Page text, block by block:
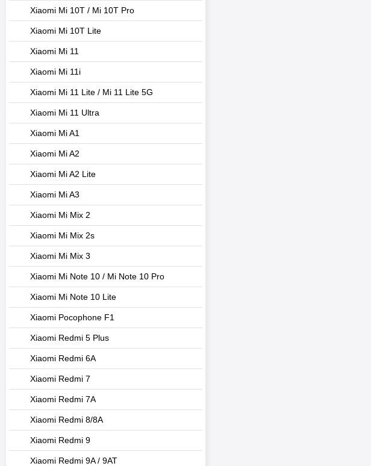
Xiaomi Mi 10T / Mi 10T Pro
Xiaomi Mi 10T Lite
Xiaomi Mi 11
Xiaomi Mi 11i
Xiaomi Mi 11 Lite / Mi 11 Lite 5G
Xiaomi Mi 11 Ultra
Xiaomi Mi A1
Xiaomi Mi A2
Xiaomi Mi A2 Lite
Xiaomi Mi A3
Xiaomi Mi Mix 2
Xiaomi Mi Mix 2s
Xiaomi Mi Mix 3
Xiaomi Mi Note 10 / Mi Note 10 Pro
Xiaomi Mi Note 10 Lite
Xiaomi Pocophone F1
Xiaomi Redmi 5 Plus
Xiaomi Redmi 6A
Xiaomi Redmi 7
Xiaomi Redmi 7A
Xiaomi Redmi 8/8A
Xiaomi Redmi 9
Xiaomi Redmi 9A / 9AT